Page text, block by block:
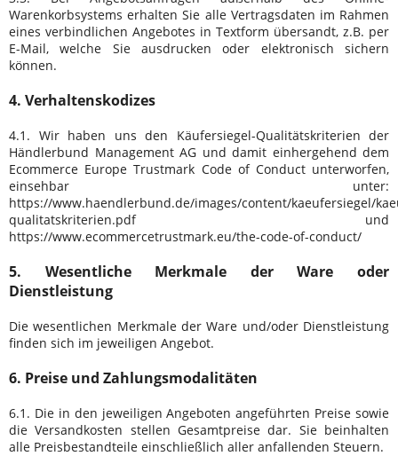
Warenkorbsystems erhalten Sie alle Vertragsdaten im Rahmen
eines verbindlichen Angebotes in Textform übersandt, z.B. per
E-Mail, welche Sie ausdrucken oder elektronisch sichern
können.
4. Verhaltenskodizes
4.1. Wir haben uns den Käufersiegel-Qualitätskriterien der
Händlerbund Management AG und damit einhergehend dem
Ecommerce Europe Trustmark Code of Conduct unterworfen,
einsehbar unter:
https://www.haendlerbund.de/images/content/kaeufersiegel/
qualitatskriterien.pdfund
https://www.ecommercetrustmark.eu/the-code-of-conduct/
5. Wesentliche Merkmale der Ware oder
Dienstleistung
Die wesentlichen Merkmale der Ware und/oder Dienstleistung
finden sich im jeweiligen Angebot.
6. Preise und Zahlungsmodalitäten
6.1. Die in den jeweiligen Angeboten angeführten Preise sowie
die Versandkosten stellen Gesamtpreise dar. Sie beinhalten
alle Preisbestandteile einschließlich aller anfallenden Steuern.